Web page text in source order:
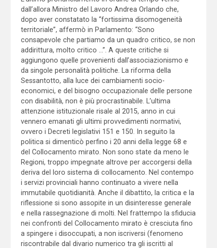
dall’allora Ministro del Lavoro Andrea Orlando che,
dopo aver constatato la “fortissima disomogeneità
territoriale”, affermò in Parlamento: “Sono
consapevole che partiamo da un quadro critico, se non
addirittura, molto critico …”. A queste critiche si
aggiungono quelle provenienti dall’associazionismo e
da singole personalità politiche. La riforma della
Sessantotto, alla luce dei cambiamenti socio-
economici, e del bisogno occupazionale delle persone
con disabilità, non è più procrastinabile. L’ultima
attenzione istituzionale risale al 2015, anno in cui
vennero emanati gli ultimi provvedimenti normativi,
ovvero i Decreti legislativi 151 e 150. In seguito la
politica si dimenticò perfino i 20 anni della legge 68 e
del Collocamento mirato. Non sono state da meno le
Regioni, troppo impegnate altrove per accorgersi della
deriva del loro sistema di collocamento. Nel contempo
i servizi provinciali hanno continuato a vivere nella
immutabile quotidianità. Anche il dibattito, la critica e la
riflessione si sono assopite in un disinteresse generale
e nella rassegnazione di molti. Nel frattempo la sfiducia
nei confronti del Collocamento mirato è cresciuta fino
a spingere i disoccupati, a non iscriversi (fenomeno
riscontrabile dal divario numerico tra gli iscritti al